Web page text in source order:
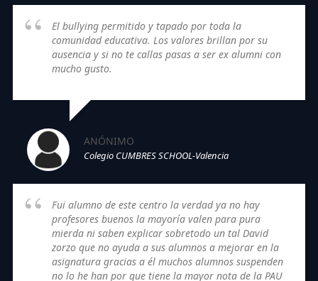
El bullying permitido y tapado por toda la
comunidad educativa. Los valores brillan por su
ausencia y si no te callas pasas a ser ex alumni con
mucho gusto.
ANÓNIMO
Colegio CUMBRES SCHOOL-Valencia
Fui alumno de este centro la verdad ya no hay
profesores buenos la mayoría valen para pura
mierda ni saben explicar sobretodo un tal David
zorzo que no ayuda a sus alumnos a mejorar en la
asignatura gracias a él muchos alumnos suspenden
no lo he han por que tiene la mayor nota de la PAU